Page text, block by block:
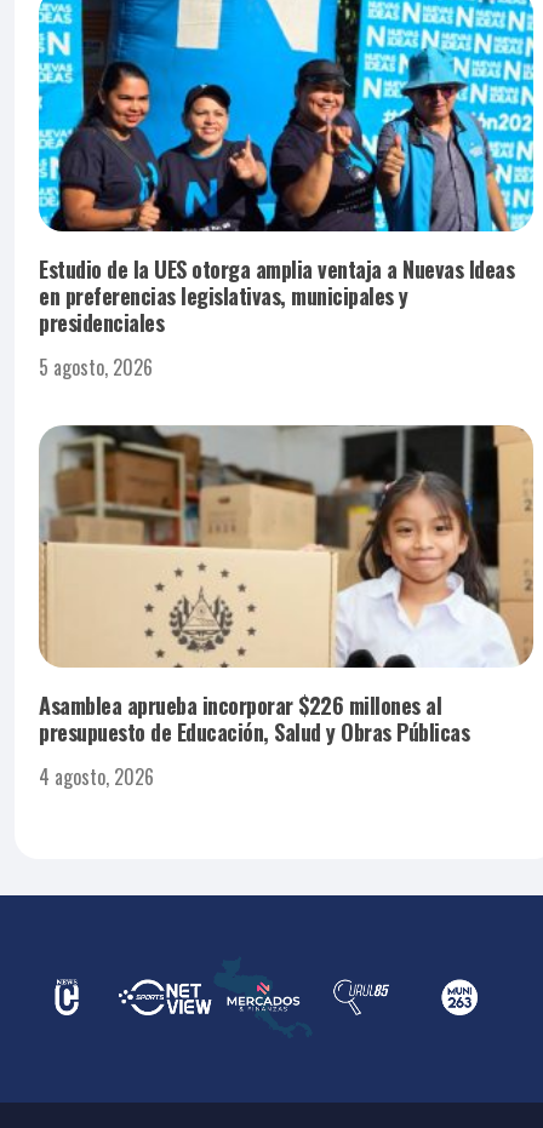
Estudio de la UES otorga amplia ventaja a Nuevas Ideas
en preferencias legislativas, municipales y
presidenciales
5 agosto, 2026
Asamblea aprueba incorporar $226 millones al
presupuesto de Educación, Salud y Obras Públicas
4 agosto, 2026